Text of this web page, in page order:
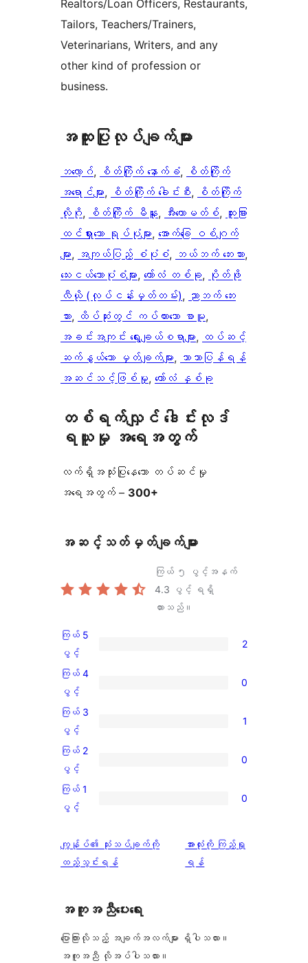
Realtors/Loan Officers, Restaurants,
Tailors, Teachers/Trainers,
Veterinarians, Writers, and any
other kind of profession or
business.
အ​ထူး​ပြု​လုပ်​ချက်​များ
ဘလော့ဂ်, စိတ်ကြိုက် နောက်ခံ,
စိတ်ကြိုက်
အရောင်များ, စိတ်ကြိုက် ခေါင်းစီး,
စိတ်ကြိုက်
လိုဂို, စိတ်ကြိုက် မီနူး, အီးကောမတ်စ်, ထူးခြား
ထင်ရှားသော ရုပ်ပုံများ, အောက်ခြေ ဝစ်ဂျက်
များ, အကျယ်ပြည့် စံပုံစံ, ဘယ်ဘက် ဘေးဘား
​သေး​ငယ်သော​ပုံစံများ​, ကော်လံ တစ်ခု, ပိုတ်ဖို
လီယို (လုပ်ငန်းမှတ်တမ်း), ညာဘက် ဘေး
ဘား, ထိပ်ဆုံးတွင် ကပ်ထားသော စာမူ
အခင်းအကျင်း ရွေးချယ်စရာများ, ထပ်ဆင့်
ဆက်နွယ်သော မှတ်ချက်များ, ဘာသာပြန်ရန်
အဆင်သင့်ဖြစ်မှု, ကော်လံ နှစ်ခု
တစ်ရက်လျှင် ဒေါင်းလုဒ်
ရယူမှု အရေအတွက်
လက်ရှိအသုံးပြုနေသော တပ်ဆင်မှု
အရေအတွက် – 300+
အဆင့်သတ်မှတ်ချက်များ
ကြယ် ၅ ပွင့်အနက်
4.3 ပွင့် ရရှိ
ထားသည်။
ကြယ်
5
ပွင့်
အဆင့်
သုံးသပ်
2
စောင်
ကြယ် 5
ပွင့်
2
ကြယ်
4
ပွင့်
အဆင့်
သုံးသပ်
0
စောင်
ကြယ် 4
ပွင့်
0
ကြယ်
3
ပွင့်
အဆင့်
သုံးသပ်
ကြယ် 3
ပွင့်
1
ကြယ်
2
ပွင့်
သုံးသပ်
ချက်
ကြယ် 2
ပွင့်
0
ကြယ်
ပွင့်
အဆင့်
0
စောင်
ကြယ် 1
ပွင့်
0
ကျွန်ုပ်၏ သုံးသပ်ချက်ကို
ထည့်သွင်းရန်
သုံးသပ်
ချက်
အားလုံးကို ကြည့်ရှု
ရန်
အကူအညီပေးရေး
ပြောကြားလိုသည့် အချက်အလက်များ ရှိပါသလား။
အကူအညီ လိုအပ်ပါသလား။